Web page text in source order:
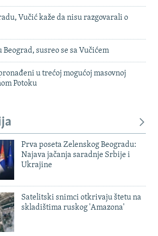
Vučić kaže da nisu razgovarali o
susreo se sa Vučićem
u trećoj mogućoj masovnoj
Potoku
Prva poseta Zelenskog Beogradu:
Najava jačanja saradnje Srbije i
Ukrajine
Satelitski snimci otkrivaju štetu na
skladištima ruskog 'Amazona'